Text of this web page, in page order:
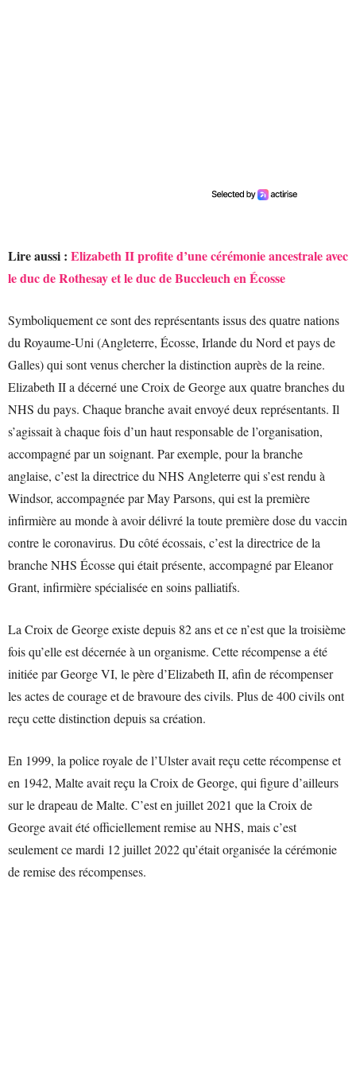
Lire aussi : Elizabeth II profite d’une cérémonie ancestrale avec
le duc de Rothesay et le duc de Buccleuch en Écosse
Symboliquement ce sont des représentants issus des quatre nations
du Royaume-Uni (Angleterre, Écosse, Irlande du Nord et pays de
Galles) qui sont venus chercher la distinction auprès de la reine.
Elizabeth II a décerné une Croix de George aux quatre branches du
NHS du pays. Chaque branche avait envoyé deux représentants. Il
s’agissait à chaque fois d’un haut responsable de l’organisation,
accompagné par un soignant. Par exemple, pour la branche
anglaise, c’est la directrice du NHS Angleterre qui s’est rendu à
Windsor, accompagnée par May Parsons, qui est la première
infirmière au monde à avoir délivré la toute première dose du vaccin
contre le coronavirus. Du côté écossais, c’est la directrice de la
branche NHS Écosse qui était présente, accompagné par Eleanor
Grant, infirmière spécialisée en soins palliatifs.
La Croix de George existe depuis 82 ans et ce n’est que la troisième
fois qu’elle est décernée à un organisme. Cette récompense a été
initiée par George VI, le père d’Elizabeth II, afin de récompenser
les actes de courage et de bravoure des civils. Plus de 400 civils ont
reçu cette distinction depuis sa création.
En 1999, la police royale de l’Ulster avait reçu cette récompense et
en 1942, Malte avait reçu la Croix de George, qui figure d’ailleurs
sur le drapeau de Malte. C’est en juillet 2021 que la Croix de
George avait été officiellement remise au NHS, mais c’est
seulement ce mardi 12 juillet 2022 qu’était organisée la cérémonie
de remise des récompenses.